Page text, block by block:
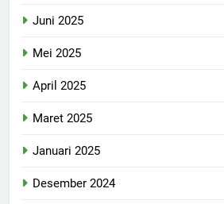
Juni 2025
Mei 2025
April 2025
Maret 2025
Januari 2025
Desember 2024